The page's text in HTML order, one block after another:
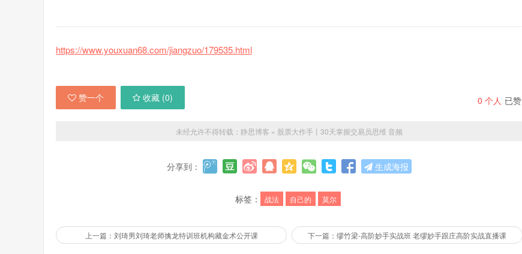
https://www.youxuan68.com/jiangzuo/179535.html
0 个人 已赞
赞一个 收藏 (0)
未经允许不得转载： 静思博客 » 股票大作手丨30天掌握交易员思维 音频
分享到： 生成海报
标签： 战法 自己的 莫尔
上一篇：刘琦男刘琦老师擒龙特训班机构藏金术公开课 下一篇：缪竹梁-高阶妙手实战班 老缪妙手跟庄高阶实战直播课